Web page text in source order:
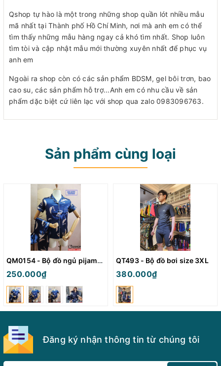
Qshop tự hào là một trong những shop quần lót nhiều mẫu
mã nhất tại Thành phố Hồ Chí Minh, nơi mà anh em có thể
tìm thấy những mẫu hàng ngay cả khó tìm nhất. Shop luôn
tìm tòi và cập nhật mẫu mới thường xuyên nhất để phục vụ
anh em
Ngoài ra shop còn có các sản phẩm BDSM, gel bôi trơn, bao
cao su, các sản phẩm hỗ trợ...Anh em có nhu cầu về sản
phẩm dặc biệt cứ liên lạc với shop qua zalo 0983096763.
Sản phẩm cùng loại
QM0154 - Bộ đồ ngủ pijama nữ
250.000₫
QT493 - Bộ đồ bơi size 3XL
380.000₫
Đăng ký nhận thông tin từ chúng tôi